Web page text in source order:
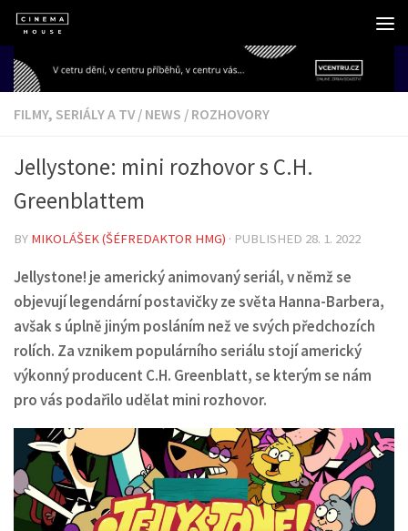
Skip to content
FILMY, SERIÁLY A TV / NEWS / ROZHOVORY
Jellystone: mini rozhovor s C.H.
Greenblattem
BY MIKOLÁŠEK (ŠÉFREDAKTOR HMG) · PUBLISHED 28. 1. 2022
Jellystone! je americký animovaný seriál, v němž se
objevují legendární postavičky ze světa Hanna-Barbera,
avšak s úplně jiným posláním než ve svých předchozích
rolích. Za vznikem populárního seriálu stojí americký
výkonný producent C.H. Greenblatt, se kterým se nám
pro vás podařilo udělat mini rozhovor.